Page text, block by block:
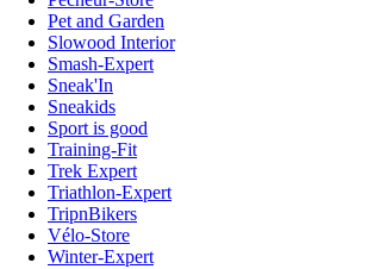
Pet and Garden
Slowood Interior
Smash-Expert
Sneak'In
Sneakids
Sport is good
Training-Fit
Trek Expert
Triathlon-Expert
TripnBikers
Vélo-Store
Winter-Expert